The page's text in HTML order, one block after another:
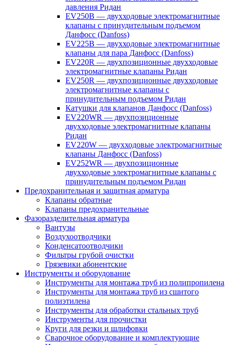
давления Ридан
EV250B — двухходовые электромагнитные
клапаны с принудительным подъемом
Данфосс (Danfoss)
EV225B — двухходовые электромагнитные
клапаны для пара Данфосс (Danfoss)
EV220R — двухпозиционные двухходовые
электромагнитные клапаны Ридан
EV250R — двухпозиционные двухходовые
электромагнитные клапаны с
принудительным подъемом Ридан
Катушки для клапанов Данфосс (Danfoss)
EV220WR — двухпозиционные
двухходовые электромагнитные клапаны
Ридан
EV220W — двухходовые электромагнитные
клапаны Данфосс (Danfoss)
EV252WR — двухпозиционные
двухходовые электромагнитные клапаны с
принудительным подъемом Ридан
Предохранительная и защитная арматура
Клапаны обратные
Клапаны предохранительные
Фазоразделительная арматура
Вантузы
Воздухоотводчики
Конденсатоотводчики
Фильтры грубой очистки
Грязевики абонентские
Инструменты и оборудование
Инструменты для монтажа труб из полипропилена
Инструменты для монтажа труб из сшитого
полиэтилена
Инструменты для обработки стальных труб
Инструменты для прочистки
Круги для резки и шлифовки
Сварочное оборудование и комплектующие